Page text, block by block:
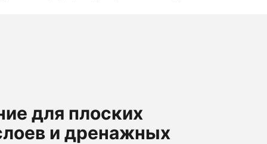
для плоских
и дренажных